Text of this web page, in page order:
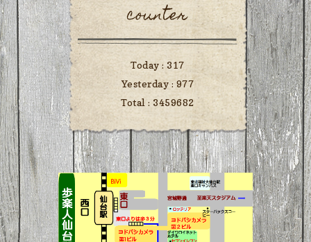
counter
Today : 317
Yesterday : 977
Total : 3459682